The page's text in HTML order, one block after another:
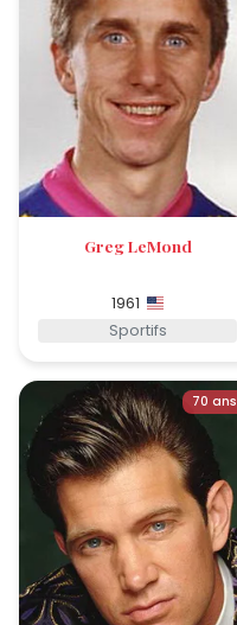
Greg LeMond
1961
Sportifs
70 ans